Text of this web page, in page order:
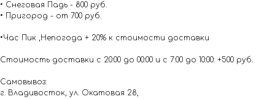
• Снеговая Падь - 800 руб.
• Пригород - от 700 руб.
•Час Пик ,Непогода + 20% к стоимости доставки
Стоимость доставки с 20:00 до 00:00 и с 7:00 до 10:00: +500 руб.
Самовывоз:
г. Владивосток, ул. Окатовая 28,